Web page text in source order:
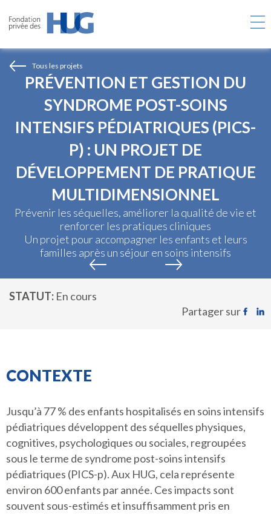
contenu
Tous les projets
PRÉVENTION ET GESTION DU
SYNDROME POST-SOINS
INTENSIFS PÉDIATRIQUES (PICS-
P) : UN PROJET DE
DÉVELOPPEMENT DE PRATIQUE
MULTIDIMENSIONNEL
Prévenir les séquelles, améliorer la qualité de vie et
renforcer les pratiques cliniques
Un projet pour accompagner les enfants et leurs
familles après un séjour en soins intensifs
STATUT En cours
Partager sur
CONTEXTE
Jusqu’à 77 % des enfants hospitalisés en soins intensifs
pédiatriques développent des séquelles physiques,
cognitives, psychologiques ou sociales, regroupées
sous le terme de syndrome post-soins intensifs
pédiatriques (PICS-p). Aux HUG, cela représente
environ 600 enfants par année. Ces impacts sont
souvent sous-estimés et insuffisamment pris en